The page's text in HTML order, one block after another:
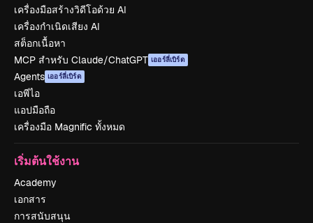
เครื่องมือสร้างวิดีโอด้วย AI
เครื่องกำเนิดเสียง AI
สต็อกเนื้อหา
MCP สำหรับ Claude/ChatGPT เออร์ลี่เบิร์ด
Agents เออร์ลี่เบิร์ด
เอพีไอ
แอปมือถือ
เครื่องมือ Magnific ทั้งหมด
เริ่มต้นใช้งาน
Academy
เอกสาร
การสนับสนุน